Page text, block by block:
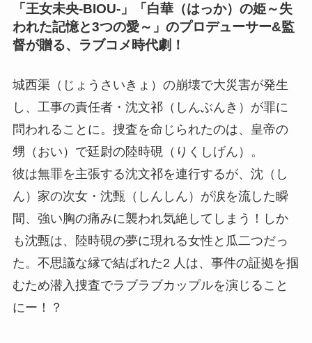
「王女未央-BIOU-」「白華（はっか）の姫～失
われた記憶と3つの愛～」のプロデューサー&監
督が贈る、ラブコメ時代劇！
城西渠（じょうさいきょ）の崩壊で大災害が発生
し、工事の責任者・沈文祁（しんぶんき）が罪に
問われることに。捜査を命じられたのは、皇帝の
甥（おい）で廷尉の陸時硯（りくしげん）。
彼は無罪を主張する沈文祁を連行するが、沈（し
ん）家の次女・沈甄（しんしん）が涙を流した瞬
間、強い胸の痛みに襲われ気絶してしまう！しか
も沈甄は、陸時硯の夢に現れる女性と瓜二つだっ
た。不思議な縁で結ばれた2 人は、事件の証拠を掴
むため潜入捜査でラブラブカップルを演じること
にー！？